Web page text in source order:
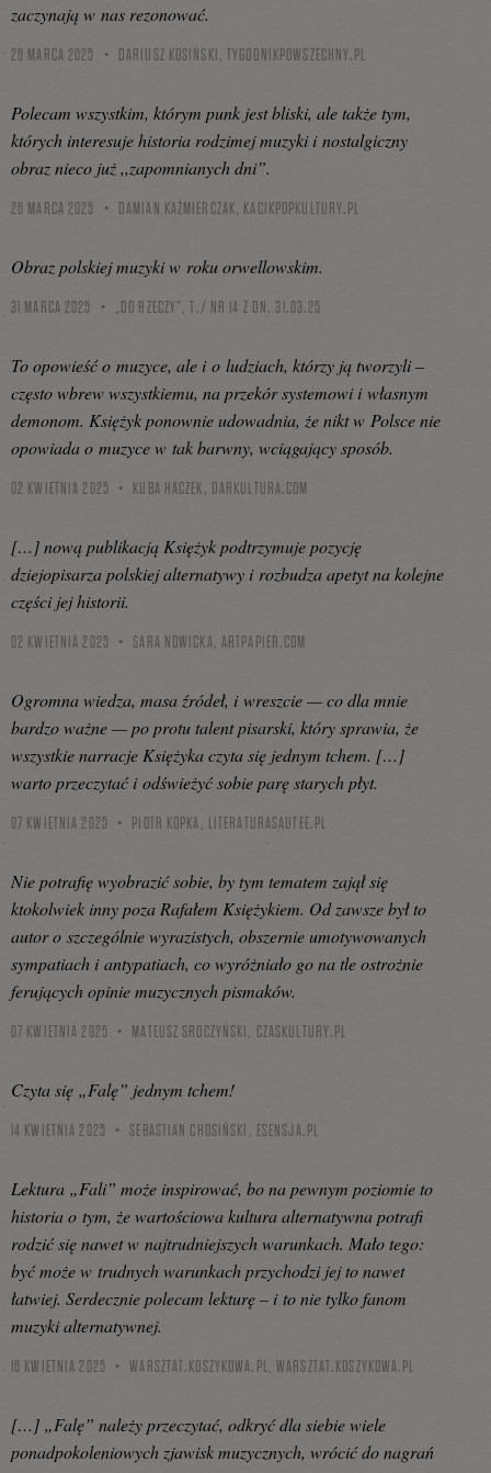
zaczynają w nas rezonować.
26 MARCA 2025 DARIUSZ KOSIŃSKI,TYGODNIKPOWSZECHNY.PL
Polecam wszystkim, którym punk jest bliski, ale także tym,
których interesuje historia rodzimej muzyki i nostalgiczny
obraz nieco już ,,zapomnianych dni”.
26 MARCA 2025 DAMIAN KAŹMIERCZAK, KACIKPOPKULTURY.PL
Obraz polskiej muzyki w roku orwellowskim.
31 MARCA 2025 „DO RZECZY”, T./ NR 14 Z DN. 31.03.25
To opowieść o muzyce, ale i o ludziach, którzy ją tworzyli –
często wbrew wszystkiemu, na przekór systemowi i własnym
demonom. Księżyk ponownie udowadnia, że nikt w Polsce nie
opowiada o muzyce w tak barwny, wciągający sposób.
02 KWIETNIA 2025 KUBA HACZEK, DARKULTURA.COM
[…] nową publikacją Księżyk podtrzymuje pozycję
dziejopisarza polskiej alternatywy i rozbudza apetyt na kolejne
części jej historii.
02 KWIETNIA 2025 SARA NOWICKA, ARTPAPIER.COM
Ogromna wiedza, masa źródeł, i wreszcie — co dla mnie
bardzo waż­ne — po pro­tu talent pisarski, który sprawia, że
wszystkie narracje Księżyka czyta się jednym tchem. […]
warto przeczytać i odświeżyć sobie parę starych płyt.
07 KWIETNIA 2025 PIOTR KOPKA, LITERATURASAUTEE.PL
Nie potrafię wyobrazić sobie, by tym tematem zajął się
ktokolwiek inny poza Rafałem Księżykiem. Od zawsze był to
autor o szczególnie wyrazistych, obszernie umotywowanych
sympatiach i antypatiach, co wyróżniało go na tle ostrożnie
ferujących opinie muzycznych pismaków.
07 KWIETNIA 2025 MATEUSZ SROCZYŃSKI, CZASKULTURY.PL
Czyta się „Falę” jednym tchem!
14 KWIETNIA 2025 SEBASTIAN CHOSIŃSKI, ESENSJA.PL
Lektura „Fali” może inspirować, bo na pewnym poziomie to
historia o tym, że wartościowa kultura alternatywna potrafi
rodzić się nawet w najtrudniejszych warunkach. Mało tego:
być może w trudnych warunkach przychodzi jej to nawet
łatwiej. Serdecznie polecam lekturę – i to nie tylko fanom
muzyki alternatywnej.
16 KWIETNIA 2025 WARSZTAT.KOSZYKOWA.PL,WARSZTAT.KOSZYKOWA.PL
[…] „Falę” należy przeczytać, odkryć dla siebie wiele
ponadpokoleniowych zjawisk muzycznych, wrócić do nagrań